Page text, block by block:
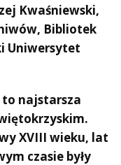
Kwaśniewski,
Bibliotek
Uniwersytet
to najstarsza
XVIII wieku, lat
czasie były